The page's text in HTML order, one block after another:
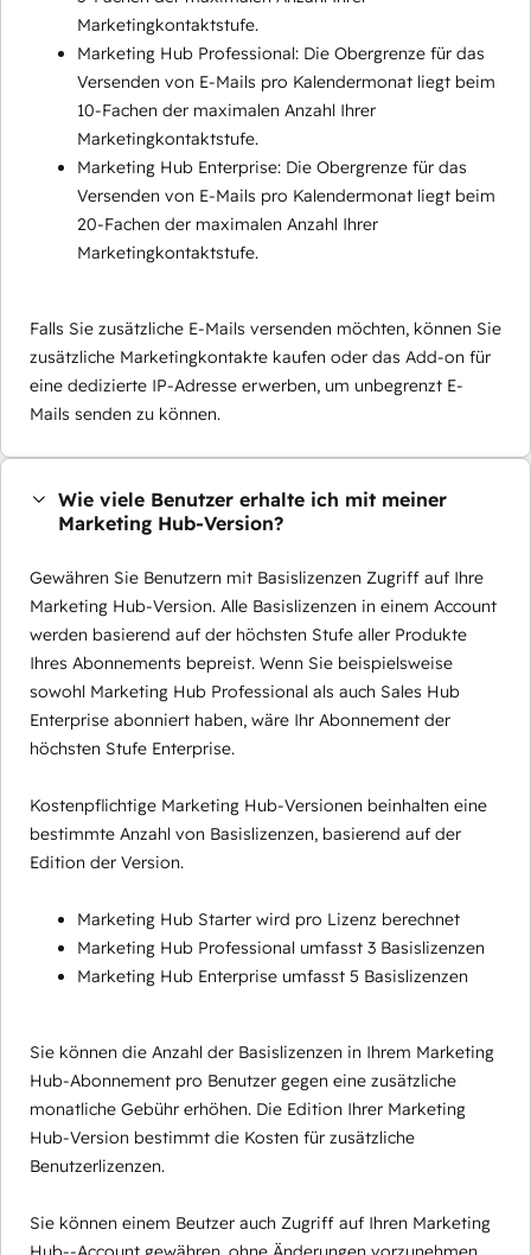
Marketingkontaktstufe.
Marketing Hub Professional: Die Obergrenze für das
Versenden von E-Mails pro Kalendermonat liegt beim
10-Fachen der maximalen Anzahl Ihrer
Marketingkontaktstufe.
Marketing Hub Enterprise: Die Obergrenze für das
Versenden von E-Mails pro Kalendermonat liegt beim
20-Fachen der maximalen Anzahl Ihrer
Marketingkontaktstufe.
Falls Sie zusätzliche E-Mails versenden möchten, können Sie
zusätzliche Marketingkontakte kaufen oder das Add-on für
eine dedizierte IP-Adresse erwerben, um unbegrenzt E-
Mails senden zu können.
Wie viele Benutzer erhalte ich mit meiner
Marketing Hub-Version?
Gewähren Sie Benutzern mit Basislizenzen Zugriff auf Ihre
Marketing Hub-Version. Alle Basislizenzen in einem Account
werden basierend auf der höchsten Stufe aller Produkte
Ihres Abonnements bepreist. Wenn Sie beispielsweise
sowohl Marketing Hub Professional als auch Sales Hub
Enterprise abonniert haben, wäre Ihr Abonnement der
höchsten Stufe Enterprise.
Kostenpflichtige Marketing Hub-Versionen beinhalten eine
bestimmte Anzahl von Basislizenzen, basierend auf der
Edition der Version.
Marketing Hub Starter wird pro Lizenz berechnet
Marketing Hub Professional umfasst 3 Basislizenzen
Marketing Hub Enterprise umfasst 5 Basislizenzen
Sie können die Anzahl der Basislizenzen in Ihrem Marketing
Hub-Abonnement pro Benutzer gegen eine zusätzliche
monatliche Gebühr erhöhen. Die Edition Ihrer Marketing
Hub-Version bestimmt die Kosten für zusätzliche
Benutzerlizenzen.
Sie können einem Beutzer auch Zugriff auf Ihren Marketing